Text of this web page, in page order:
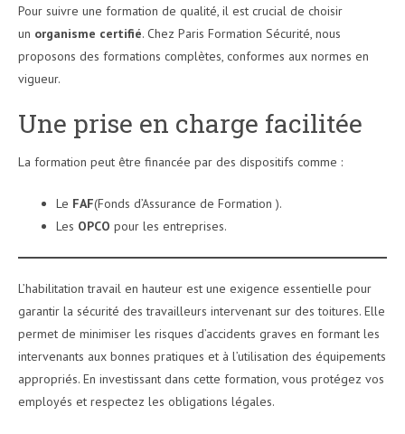
Pour suivre une formation de qualité, il est crucial de choisir
un organisme certifié. Chez Paris Formation Sécurité, nous
proposons des formations complètes, conformes aux normes en
vigueur.
Une prise en charge facilitée
La formation peut être financée par des dispositifs comme :
Le FAF(Fonds d’Assurance de Formation ).
Les OPCO pour les entreprises.
L’habilitation travail en hauteur est une exigence essentielle pour
garantir la sécurité des travailleurs intervenant sur des toitures. Elle
permet de minimiser les risques d’accidents graves en formant les
intervenants aux bonnes pratiques et à l’utilisation des équipements
appropriés. En investissant dans cette formation, vous protégez vos
employés et respectez les obligations légales.